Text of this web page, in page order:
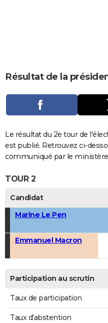
CARTE DE VOEUX
DICTIONNAIRE
Dictionnaire
Biographies
Expressions
Proverbes
PROGRAMME TV
COPAINS D'AVANT
S'inscrire
Se connecter
Lycées
Collèges
Primaires
Universités
Entreprises
Service militaire
Avis de recherche
AVIS DE DÉCÈS
FORUM
Bricolage
Culture
Television
Voyage
Résultat de la
Le résultat du 2e tour de
est publié. Retrouvez ci-
communiqué par le
TOUR 2
Candidat
Marine Le Pen
Emmanuel Macron
Participation au scrutin
Taux de participation
Taux d'abstention